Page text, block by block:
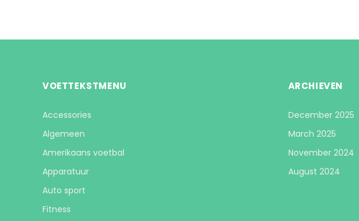
VOETTEKSTMENU
Accessories
Algemeen
Amerikaans voetbal
Apparatuur
Auto sport
Fitness
ARCHIEVEN
December 2025
March 2025
November 2024
August 2024